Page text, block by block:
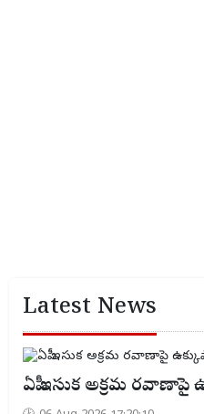
Latest News
ఏపీ ఇసుక అక్రమ రవాణాపై